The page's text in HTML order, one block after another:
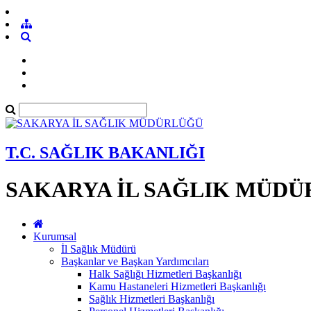
T.C. SAĞLIK BAKANLIĞI
SAKARYA İL SAĞLIK
Kurumsal
İl Sağlık Müdürü
Başkanlar ve Başkan Yardımcıları
Halk Sağlığı Hizmetleri Başkanlığı
Kamu Hastaneleri Hizmetleri Başkanlığı
Sağlık Hizmetleri Başkanlığı